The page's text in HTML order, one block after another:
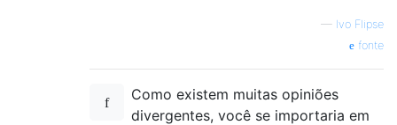
— Ivo Flipse
fonte
Como existem muitas opiniões
divergentes, você se importaria em